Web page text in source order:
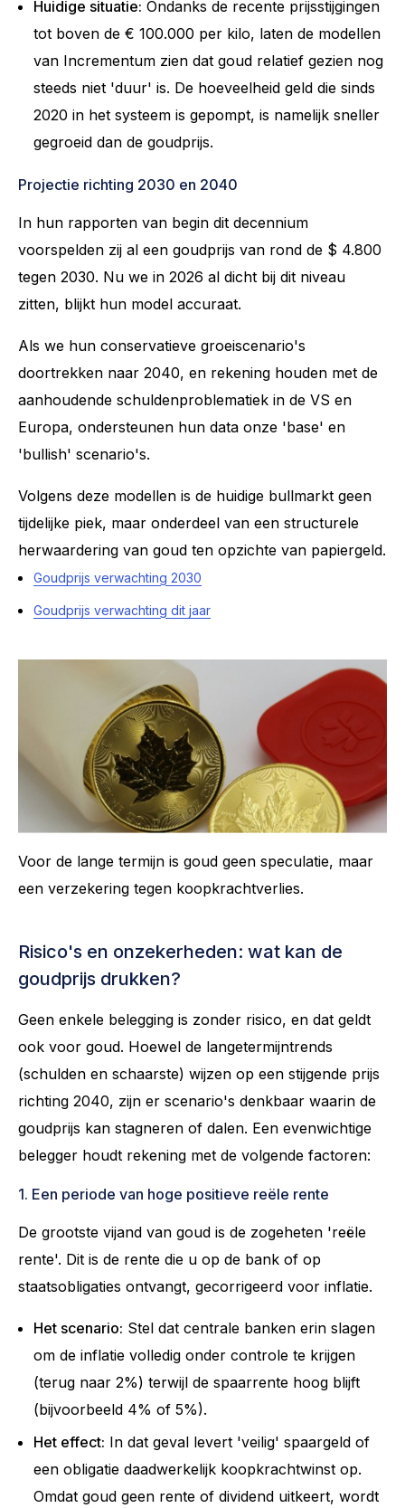
Huidige situatie: Ondanks de recente prijsstijgingen
tot boven de € 100.000 per kilo, laten de modellen
van Incrementum zien dat goud relatief gezien nog
steeds niet 'duur' is. De hoeveelheid geld die sinds
2020 in het systeem is gepompt, is namelijk sneller
gegroeid dan de goudprijs.
Projectie richting 2030 en 2040
In hun rapporten van begin dit decennium
voorspelden zij al een goudprijs van rond de $ 4.800
tegen 2030. Nu we in 2026 al dicht bij dit niveau
zitten, blijkt hun model accuraat.
Als we hun conservatieve groeiscenario's
doortrekken naar 2040, en rekening houden met de
aanhoudende schuldenproblematiek in de VS en
Europa, ondersteunen hun data onze 'base' en
'bullish' scenario's.
Volgens deze modellen is de huidige bullmarkt geen
tijdelijke piek, maar onderdeel van een structurele
herwaardering van goud ten opzichte van papiergeld.
Goudprijs verwachting 2030
Goudprijs verwachting dit jaar
Voor de lange termijn is goud geen speculatie, maar
een verzekering tegen koopkrachtverlies.
Risico's en onzekerheden: wat kan de
goudprijs drukken?
Geen enkele belegging is zonder risico, en dat geldt
ook voor goud. Hoewel de langetermijntrends
(schulden en schaarste) wijzen op een stijgende prijs
richting 2040, zijn er scenario's denkbaar waarin de
goudprijs kan stagneren of dalen. Een evenwichtige
belegger houdt rekening met de volgende factoren:
1. Een periode van hoge positieve reële rente
De grootste vijand van goud is de zogeheten 'reële
rente'. Dit is de rente die u op de bank of op
staatsobligaties ontvangt, gecorrigeerd voor inflatie.
Het scenario: Stel dat centrale banken erin slagen
om de inflatie volledig onder controle te krijgen
(terug naar 2%) terwijl de spaarrente hoog blijft
(bijvoorbeeld 4% of 5%).
Het effect: In dat geval levert 'veilig' spaargeld of
een obligatie daadwerkelijk koopkrachtwinst op.
Omdat goud geen rente of dividend uitkeert, wordt